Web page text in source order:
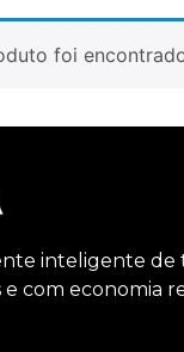
foi
inteligente de
com economia